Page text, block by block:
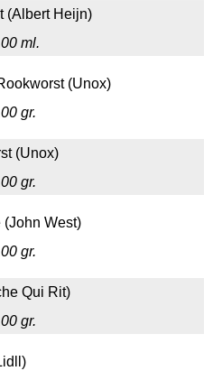
(Albert Heijn)
ml.
(Unox)
gr.
(Unox)
gr.
West)
gr.
Qui Rit)
gr.